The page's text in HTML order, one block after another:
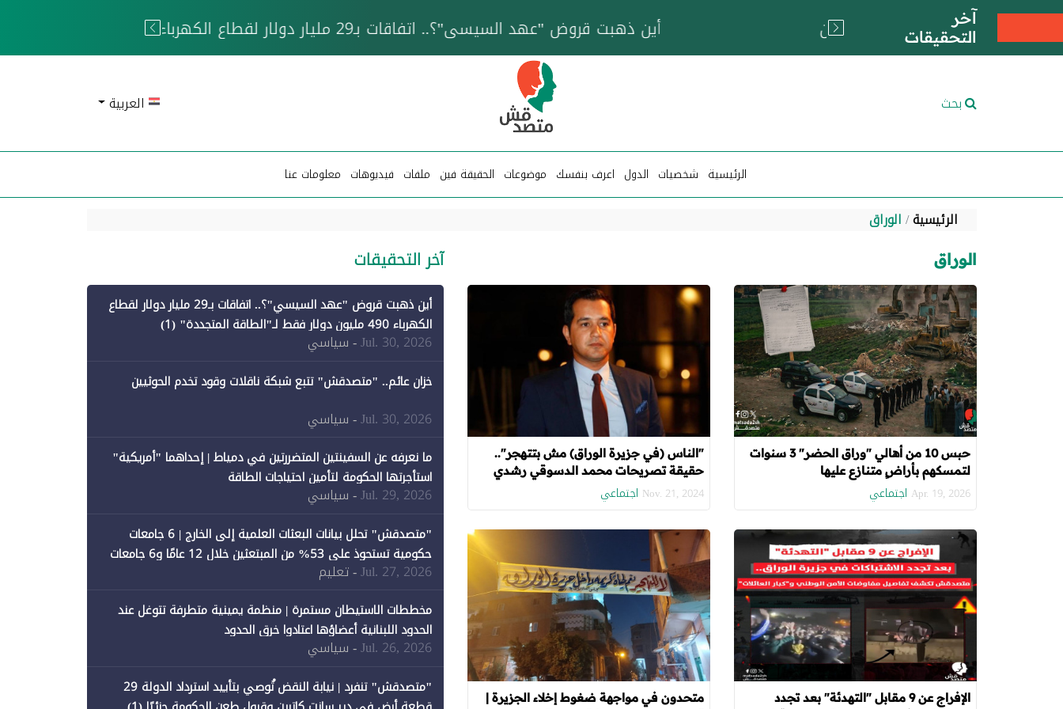
آخر
التحقيقات
خزان عائم.. "متصدقش" تتبع شبكة ناقلات وقود تخدم الحوثيين
بحث العربية
الرئيسية شخصيات الدول اعرف بنفسك موضوعات الحقيقة فين ملفات فيديوهات معلومات عنا
الرئيسية الوراق
الوراق
حبس 10 من أهالي "وراق الحضر" 3 سنوات
لتمسكهم بأراضٍ متنازع عليها
Apr. 19, 2026 اجتماعي
"الناس (في جزيرة الوراق) مش بتتهجر"..
حقيقة تصريحات محمد الدسوقي رشدي
Nov. 21, 2024 اجتماعي
الإفراج عن 9 مقابل "التهدئة" بعد تجدد
متحدون في مواجهة ضغوط إخلاء الجزيرة |
آخر التحقيقات
أين ذهبت قروض "عهد السيسي"؟.. اتفاقات بـ29 مليار دولار لقطاع
الكهرباء 490 مليون دولار فقط لـ"الطاقة المتجددة" (1)
Jul. 30, 2026- سياسي
خزان عائم.. "متصدقش" تتبع شبكة ناقلات وقود تخدم الحوثيين
Jul. 30, 2026- سياسي
ما نعرفه عن السفينتين المتضررتين في دمياط | إحداهما "أمريكية"
استأجرتها الحكومة لتأمين احتياجات الطاقة
Jul. 29, 2026- سياسي
"متصدقش" تحلل بيانات البعثات العلمية إلى الخارج | 6 جامعات
حكومية تستحوذ على 53% من المبتعثين خلال 12 عامًا و6 جامعات
كان نصيبها 1% فقط
Jul. 27, 2026- تعليم
مخططات الاستيطان مستمرة | منظمة يمينية متطرفة تتوغل عند
الحدود اللبنانية أعضاؤها اعتادوا خرق الحدود
Jul. 26, 2026- سياسي
"متصدقش" تنفرد | نيابة النقض تُوصي بتأييد استرداد الدولة 29